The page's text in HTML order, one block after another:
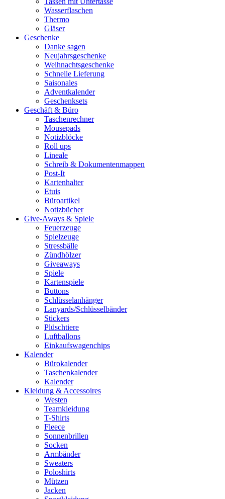
Wasserflaschen
Thermo
Gläser
Geschenke
Danke sagen
Neujahrsgeschenke
Weihnachtsgeschenke
Schnelle Lieferung
Saisonales
Adventkalender
Geschenksets
Geschäft & Büro
Taschenrechner
Mousepads
Notizblöcke
Roll ups
Lineale
Schreib & Dokumentenmappen
Post-It
Kartenhalter
Etuis
Büroartikel
Notizbücher
Give-Aways & Spiele
Feuerzeuge
Spielzeuge
Stressbälle
Zündhölzer
Giveaways
Spiele
Kartenspiele
Buttons
Schlüsselanhänger
Lanyards/Schlüsselbänder
Stickers
Plüschtiere
Luftballons
Einkaufswagenchips
Kalender
Bürokalender
Taschenkalender
Kalender
Kleidung & Accessoires
Westen
Teamkleidung
T-Shirts
Fleece
Sonnenbrillen
Socken
Armbänder
Sweaters
Poloshirts
Mützen
Jacken